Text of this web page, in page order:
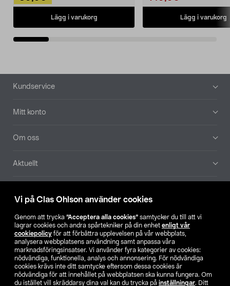
Vi på Clas Ohlson använder cookies
Genom att trycka ”Acceptera alla cookies” samtycker du till att vi
lagrar cookies och andra spårtekniker på din enhet enligt vår
cookiepolicy för att förbättra upplevelsen på vår webbplats,
analysera webbplatsens användning samt anpassa våra
marknadsföringsinsatser. Vi använder fyra kategorier av cookies:
nödvändiga, funktionella, analys och annonsering. För nödvändiga
cookies krävs inte ditt samtycke eftersom dessa cookies är
nödvändiga för att innehållet på webbplatsen ska kunna fungera. Om
du istället vill skräddarsy dina val kan du trycka på inställningar. Ditt
Lägg i varukorg Lägg i varukorg
Sidfot
Kundservice
Mitt konto
Om oss
Aktuellt
Hitta butik
SE NO FI